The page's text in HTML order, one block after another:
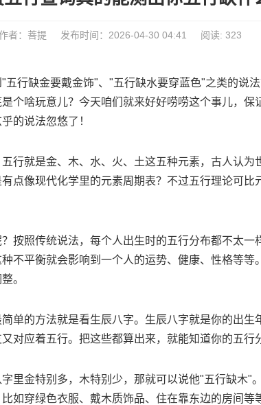
者：菩提 发布时间：2026-04-30 04:41 阅读: 323
五行缺金要戴金饰"、"五行缺水要穿蓝色"之类的说
个啥玩意儿？今天咱们就来好好唠唠这个事儿，保
的说法忽悠了！
行就是金、木、水、火、土这五种元素，古人认为
点像现代化学里的元素周期表？不过五行理论可比
按照传统说法，每个人出生时的五行分布都不太一
不平衡就会影响到一个人的运势、健康、性格等等
。
单的方法就是看生辰八字。生辰八字就是你的出生
对应着五行。把这些都算出来，就能知道你的五行
里金特别多，木特别少，那就可以说他"五行缺木"
如穿绿色衣服、戴木质饰品、住在靠东边的房间等